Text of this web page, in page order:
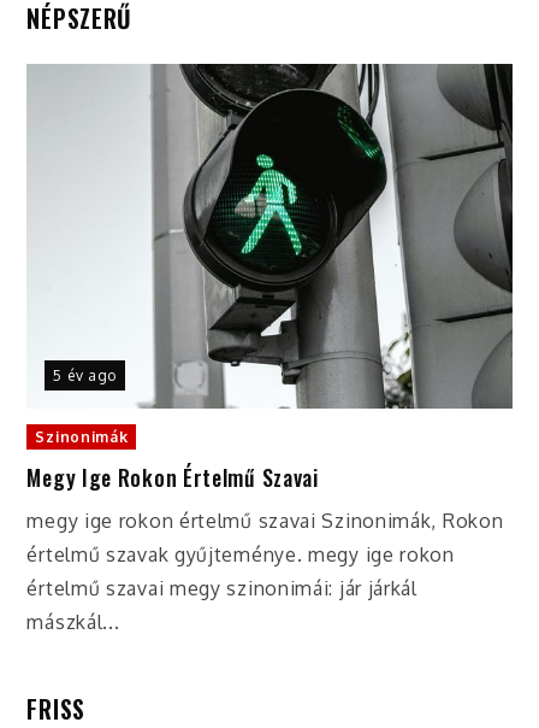
NÉPSZERŰ
5 év ago
Szinonimák
Megy Ige Rokon Értelmű Szavai
megy ige rokon értelmű szavai Szinonimák, Rokon
értelmű szavak gyűjteménye. megy ige rokon
értelmű szavai megy szinonimái: jár járkál
mászkál...
FRISS